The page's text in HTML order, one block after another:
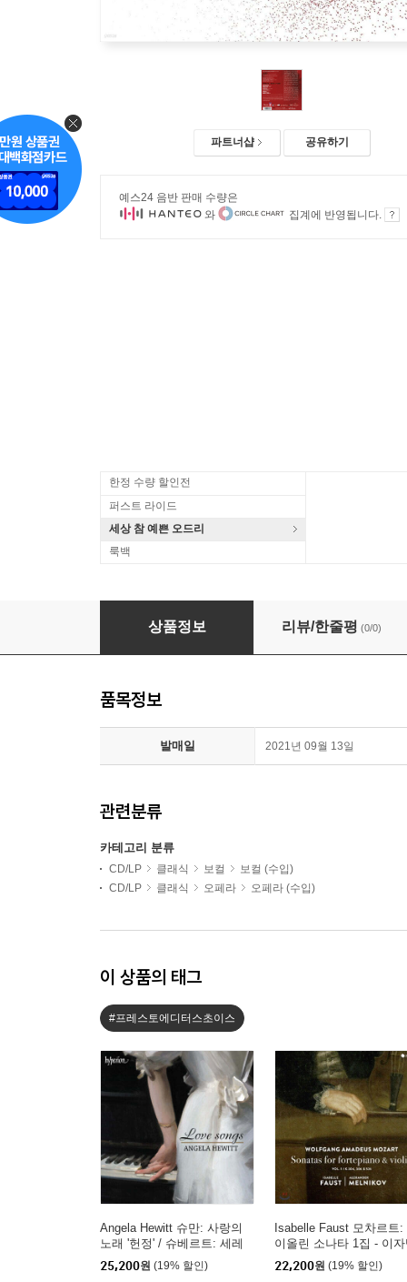
파트너샵 공유하기
예스24 음반 판매 수량은
와
집계에 반영됩니다.
한정 수량 할인전
퍼스트 라이드
세상 참 예쁜 오드리
룩백
Raphael Pichon 모차르트: 3막으로 이루어진
상품정보 리뷰/한줄평 (0/0)
품목정보
발매일 2021년 09월 13일
관련분류
카테고리 분류
CD/LP 클래식 보컬
보컬 (수입)
CD/LP
클래식 오페라 오페라 (수입)
이 상품의 태그
#프레스토에디터스초이스
Angela Hewitt 슈만: 사랑의
노래 '헌정' / 슈베르트: 세레
나데 '작은 기도' 외 (Love S
ongs)
25,200원 (19% 할인)
Isabelle Faust 모차르트:
이올린 소나타 1집 - 이
파우스트
22,200원 (19% 할인)